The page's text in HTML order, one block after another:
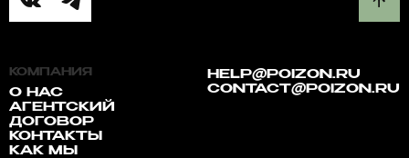
КОМПАНИЯ
О НАС
АГЕНТСКИЙ
ДОГОВОР
КОНТАКТЫ
КАК МЫ
HELP@POIZON.RU
CONTACT@POIZON.RU